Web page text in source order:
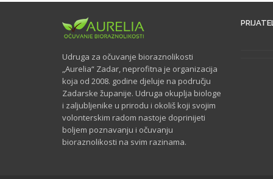
Udruga za očuvanje bioraznolikosti
„Aurelia“ Zadar, neprofitna je organizacija
koja od 2008. godine djeluje na području
Zadarske županije. Udruga okuplja biologe
i zaljubljenike u prirodu i okoliš koji svojim
volonterskim radom nastoje doprinijeti
boljem poznavanju i očuvanju
bioraznolikosti na svim razinama.